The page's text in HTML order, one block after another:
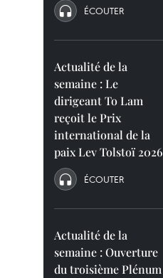
ÉCOUTER
Actualité de la
semaine : Le
dirigeant To Lam
reçoit le Prix
international de la
paix Lev Tolstoï 2026
ÉCOUTER
Actualité de la
semaine : Ouverture
du troisième Plénum